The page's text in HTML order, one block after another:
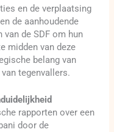
en de verplaatsing
de aanhoudende
de SDF om hun
midden van deze
belang van
tegenvallers.
rapporten over een
door de